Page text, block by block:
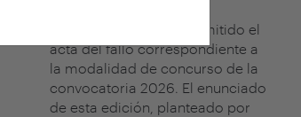
bosch.capdeferro, ha emitido el
acta del fallo correspondiente a
la modalidad de concurso de la
convocatoria 2026. El enunciado
de esta edición, planteado por